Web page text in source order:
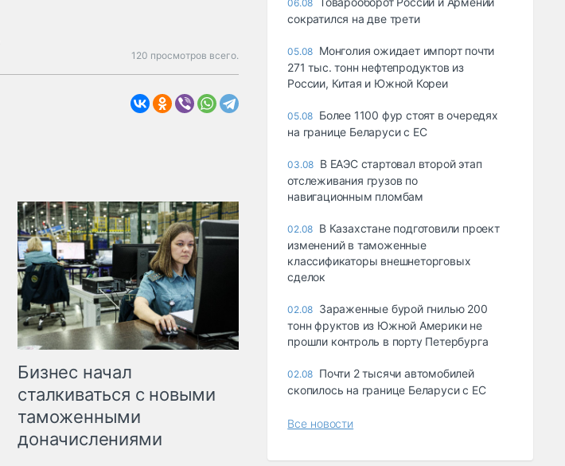
120 просмотров всего.
Бизнес начал
сталкиваться с новыми
таможенными
доначислениями
06.08
сократился на две трети
05.08 Монголия ожидает импорт почти
271 тыс. тонн нефтепродуктов из
России, Китая и Южной Кореи
05.08 Более 1100 фур стоят в очередях
на границе Беларуси с ЕС
03.08 В ЕАЭС стартовал второй этап
отслеживания грузов по
навигационным пломбам
02.08 В Казахстане подготовили проект
изменений в таможенные
классификаторы внешнеторговых
сделок
02.08 Зараженные бурой гнилью 200
тонн фруктов из Южной Америки не
прошли контроль в порту Петербурга
02.08 Почти 2 тысячи автомобилей
скопилось на границе Беларуси с ЕС
Все новости